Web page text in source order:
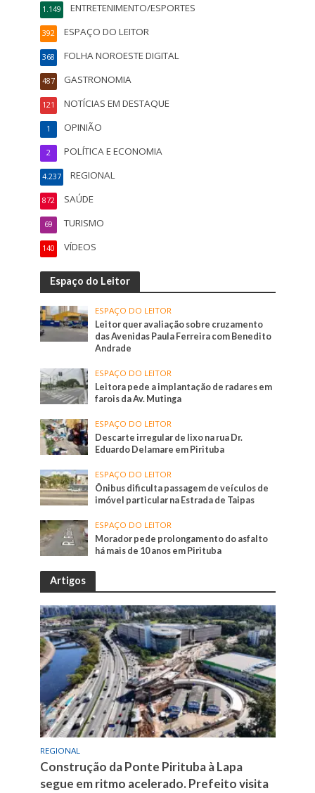
ENTRETENIMENTO/ESPORTES
1.149
ESPAÇO DO LEITOR
392
FOLHA NOROESTE DIGITAL
368
GASTRONOMIA
487
NOTÍCIAS EM DESTAQUE
121
OPINIÃO
1
POLÍTICA E ECONOMIA
2
REGIONAL
4.237
SAÚDE
872
TURISMO
69
VÍDEOS
140
Espaço do Leitor
ESPAÇO DO LEITOR
Leitor quer avaliação sobre cruzamento
das Avenidas Paula Ferreira com Benedito
Andrade
ESPAÇO DO LEITOR
Leitora pede a implantação de radares em
farois da Av. Mutinga
ESPAÇO DO LEITOR
Descarte irregular de lixo na rua Dr.
Eduardo Delamare em Pirituba
ESPAÇO DO LEITOR
Ônibus dificulta passagem de veículos de
imóvel particular na Estrada de Taipas
ESPAÇO DO LEITOR
Morador pede prolongamento do asfalto
há mais de 10 anos em Pirituba
Artigos
REGIONAL
Construção da Ponte Pirituba à Lapa
segue em ritmo acelerado. Prefeito visita